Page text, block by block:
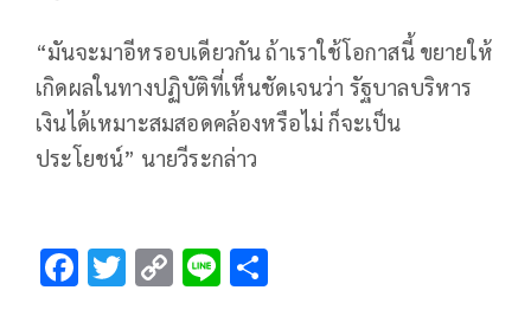
“มันจะมาอีหรอบเดียวกัน ถ้าเราใช้โอกาสนี้ ขยายให้
เกิดผลในทางปฏิบัติที่เห็นชัดเจนว่า รัฐบาลบริหาร
เงินได้เหมาะสมสอดคล้องหรือไม่ ก็จะเป็น
ประโยชน์” นายวีระกล่าว
F T C Li